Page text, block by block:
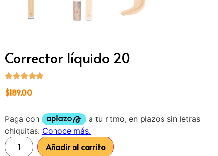
Corrector líquido 20
$189.00
Añadir al carrito